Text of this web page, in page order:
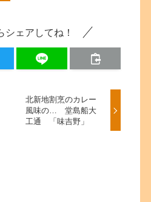
シェアしてね！
北新地割烹のカレー
風味の… 堂島船大
工通 「味吉野」